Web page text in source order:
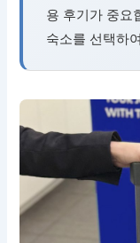
용 후기가 중요
숙소를 선택하